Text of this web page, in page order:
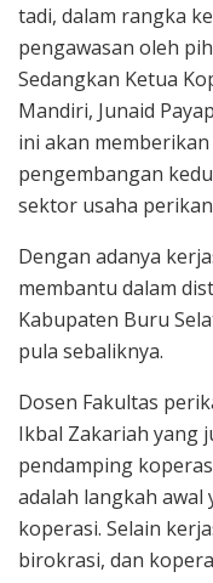
tadi, dalam rangka
pengawasan oleh
Sedangkan Ketua
Mandiri, Junaid
ini akan
pengembangan
sektor usaha
Dengan adanya
membantu dalam
Kabupaten Buru
pula sebaliknya.
Dosen Fakultas
Ikbal Zakariah yang
pendamping
adalah langkah
koperasi. Selain
birokrasi, dan